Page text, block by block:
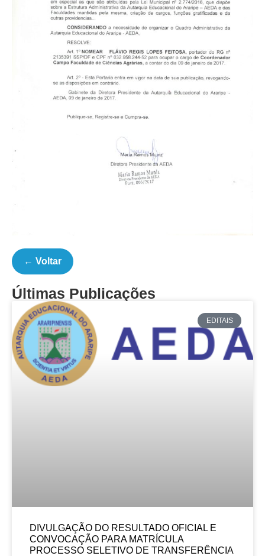
← Voltar
Últimas Publicações
EDITAIS
DIVULGAÇÃO DO RESULTADO OFICIAL E
CONVOCAÇÃO PARA MATRÍCULA
PROCESSO SELETIVO DE TRANSFERÊNCIA